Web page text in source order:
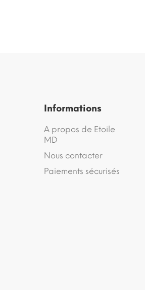
Informations
A propos de Etoile
MD
Nous contacter
Paiements sécurisés